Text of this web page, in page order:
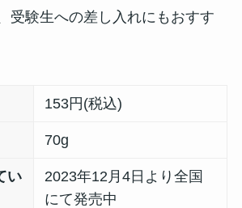
受験生への差し入れにもおすす
153円(税込)
70g
い
2023年12月4日より全国
にて発売中